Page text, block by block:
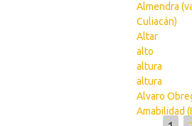
Almendra
Culiacán)
Altar
alto
altura
altura
Alvaro
Amabilidad